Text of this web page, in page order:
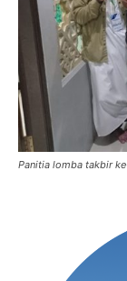
Panitia lomba takbir